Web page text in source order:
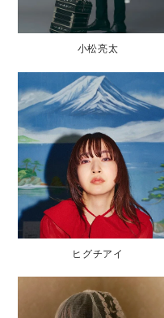
小松亮太
ヒグチアイ